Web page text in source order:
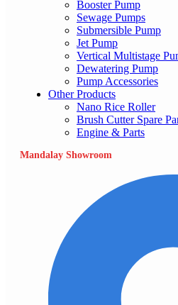
Booster Pump
Sewage Pumps
Submersible Pump
Jet Pump
Vertical Multistage
Dewatering Pump
Pump Accessories
Other Products
Nano Rice Roller
Brush Cutter Spare
Engine & Parts
Mandalay Showroom